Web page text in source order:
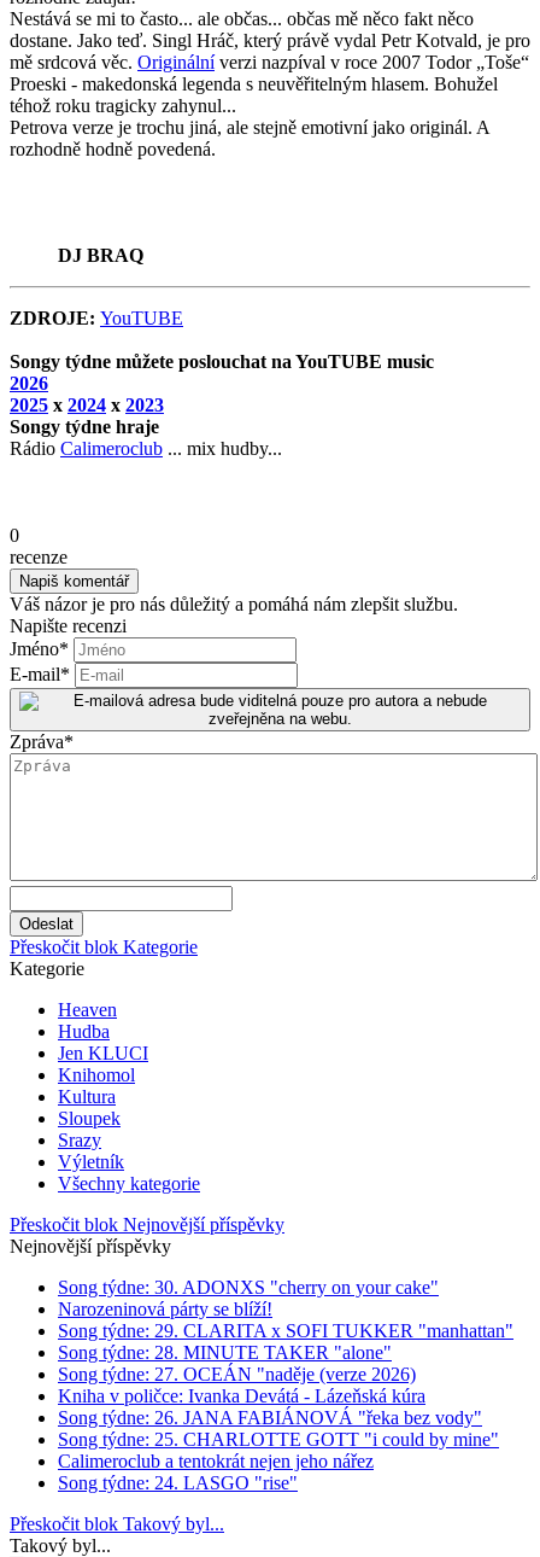
Nestává se mi to často... ale občas... občas mě něco fakt něco
dostane. Jako teď. Singl Hráč, který právě vydal Petr Kotvald, je pro
mě srdcová věc. Originálníverzi nazpíval v roce 2007 Todor „Toše“
Proeski - makedonská legenda s neuvěřitelným hlasem. Bohužel
téhož roku tragicky zahynul...
Petrova verze je trochu jiná, ale stejně emotivní jako originál. A
rozhodně hodně povedená.
DJ BRAQ
ZDROJE: YouTUBE
Songy týdne můžete poslouchat na YouTUBE music
2026
2025 x 2024 x 2023
Songy týdne hraje
Rádio Calimeroclub ... mix hudby...
0
recenze
Váš názor je pro nás důležitý a pomáhá nám zlepšit službu.
Napište recenzi
Jméno*
E-mail*
Zpráva*
Přeskočit blok Kategorie
Kategorie
Heaven
Hudba
Jen KLUCI
Knihomol
Kultura
Sloupek
Srazy
Výletník
Všechny kategorie
Přeskočit blok Nejnovější příspěvky
Nejnovější příspěvky
Song týdne: 30. ADONXS "cherry on your cake"
Narozeninová párty se blíží!
Song týdne: 29. CLARITA x SOFI TUKKER "manhattan"
Song týdne: 28. MINUTE TAKER "alone"
Song týdne: 27. OCEÁN "naděje (verze 2026)
Kniha v poličce: Ivanka Devátá - Lázeňská kúra
Song týdne: 26. JANA FABIÁNOVÁ "řeka bez vody"
Song týdne: 25. CHARLOTTE GOTT "i could by mine"
Calimeroclub a tentokrát nejen jeho nářez
Song týdne: 24. LASGO "rise"
Přeskočit blok Takový byl...
Takový byl...